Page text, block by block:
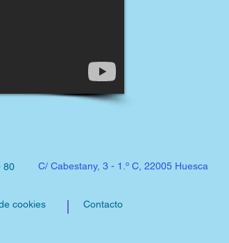
80 C/ Cabestany, 3 - 1.º C, 22005 Huesca
cookies Contacto